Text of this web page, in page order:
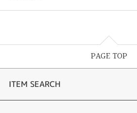
PAGE TOP
ITEM SEARCH